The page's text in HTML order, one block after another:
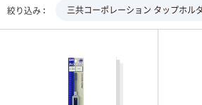
絞り込み 三共コーポレーション タップホル